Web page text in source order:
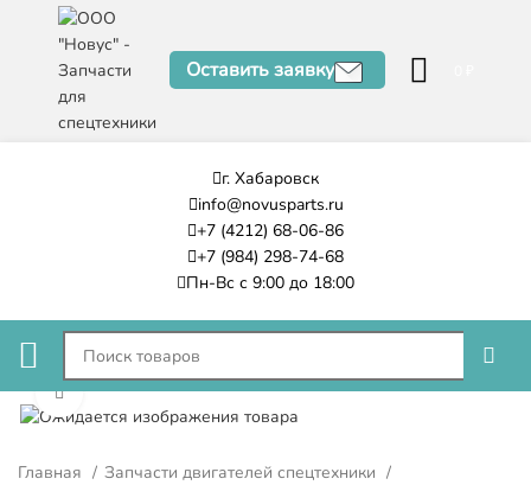
Оставить заявку
г. Хабаровск
info@novusparts.ru
+7 (4212) 68-06-86
+7 (984) 298-74-68
Пн-Вс с 9:00 до 18:00
Нажмите, чтобы увеличить
Главная
Запчасти двигателей спецтехники